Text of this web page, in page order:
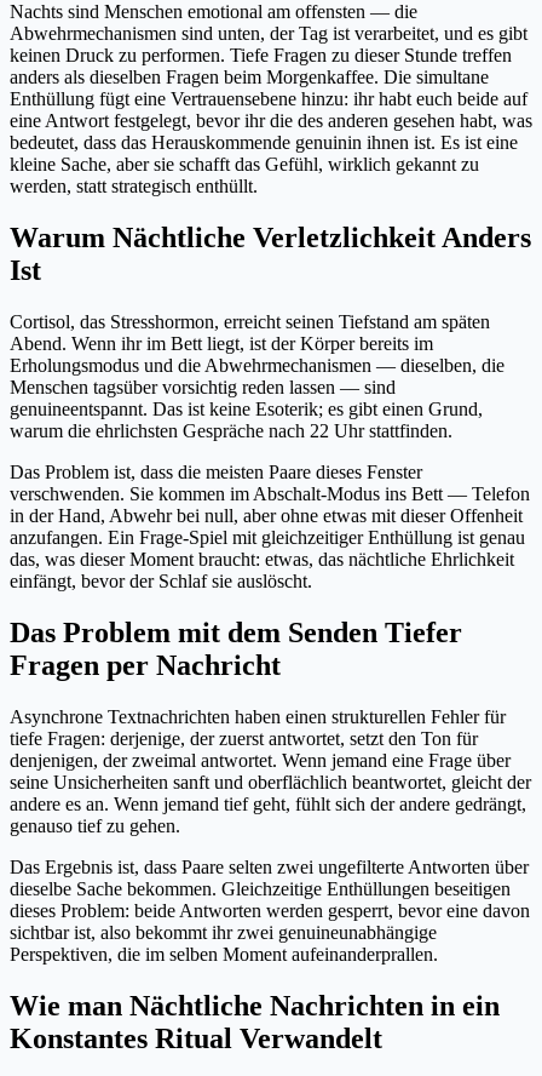
Nachts sind Menschen emotional am offensten — die
Abwehrmechanismen sind unten, der Tag ist verarbeitet, und es gibt
keinen Druck zu performen. Tiefe Fragen zu dieser Stunde treffen
anders als dieselben Fragen beim Morgenkaffee. Die simultane
Enthüllung fügt eine Vertrauensebene hinzu: ihr habt euch beide auf
eine Antwort festgelegt, bevor ihr die des anderen gesehen habt, was
bedeutet, dass das Herauskommende genuinin ihnen ist. Es ist eine
kleine Sache, aber sie schafft das Gefühl, wirklich gekannt zu
werden, statt strategisch enthüllt.
Warum Nächtliche Verletzlichkeit Anders
Ist
Cortisol, das Stresshormon, erreicht seinen Tiefstand am späten
Abend. Wenn ihr im Bett liegt, ist der Körper bereits im
Erholungsmodus und die Abwehrmechanismen — dieselben, die
Menschen tagsüber vorsichtig reden lassen — sind
genuineentspannt. Das ist keine Esoterik; es gibt einen Grund,
warum die ehrlichsten Gespräche nach 22 Uhr stattfinden.
Das Problem ist, dass die meisten Paare dieses Fenster
verschwenden. Sie kommen im Abschalt-Modus ins Bett — Telefon
in der Hand, Abwehr bei null, aber ohne etwas mit dieser Offenheit
anzufangen. Ein Frage-Spiel mit gleichzeitiger Enthüllung ist genau
das, was dieser Moment braucht: etwas, das nächtliche Ehrlichkeit
einfängt, bevor der Schlaf sie auslöscht.
Das Problem mit dem Senden Tiefer
Fragen per Nachricht
Asynchrone Textnachrichten haben einen strukturellen Fehler für
tiefe Fragen: derjenige, der zuerst antwortet, setzt den Ton für
denjenigen, der zweimal antwortet. Wenn jemand eine Frage über
seine Unsicherheiten sanft und oberflächlich beantwortet, gleicht der
andere es an. Wenn jemand tief geht, fühlt sich der andere gedrängt,
genauso tief zu gehen.
Das Ergebnis ist, dass Paare selten zwei ungefilterte Antworten über
dieselbe Sache bekommen. Gleichzeitige Enthüllungen beseitigen
dieses Problem: beide Antworten werden gesperrt, bevor eine davon
sichtbar ist, also bekommt ihr zwei genuineunabhängige
Perspektiven, die im selben Moment aufeinanderprallen.
Wie man Nächtliche Nachrichten in ein
Konstantes Ritual Verwandelt